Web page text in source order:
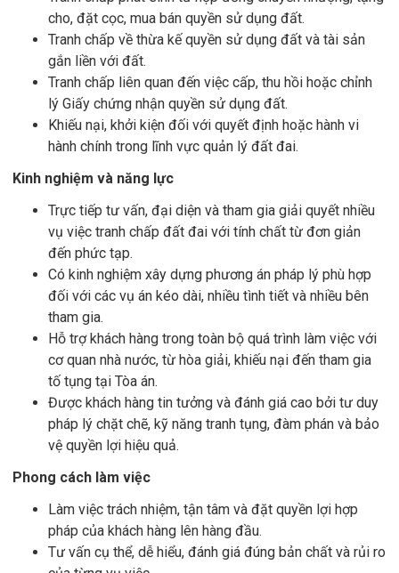
cho, đặt cọc, mua bán quyền sử dụng đất.
Tranh chấp về thừa kế quyền sử dụng đất và tài sản
gắn liền với đất.
Tranh chấp liên quan đến việc cấp, thu hồi hoặc chỉnh
lý Giấy chứng nhận quyền sử dụng đất.
Khiếu nại, khởi kiện đối với quyết định hoặc hành vi
hành chính trong lĩnh vực quản lý đất đai.
Kinh nghiệm và năng lực
Trực tiếp tư vấn, đại diện và tham gia giải quyết nhiều
vụ việc tranh chấp đất đai với tính chất từ đơn giản
đến phức tạp.
Có kinh nghiệm xây dựng phương án pháp lý phù hợp
đối với các vụ án kéo dài, nhiều tình tiết và nhiều bên
tham gia.
Hỗ trợ khách hàng trong toàn bộ quá trình làm việc với
cơ quan nhà nước, từ hòa giải, khiếu nại đến tham gia
tố tụng tại Tòa án.
Được khách hàng tin tưởng và đánh giá cao bởi tư duy
pháp lý chặt chẽ, kỹ năng tranh tụng, đàm phán và bảo
vệ quyền lợi hiệu quả.
Phong cách làm việc
Làm việc trách nhiệm, tận tâm và đặt quyền lợi hợp
pháp của khách hàng lên hàng đầu.
Tư vấn cụ thể, dễ hiểu, đánh giá đúng bản chất và rủi ro